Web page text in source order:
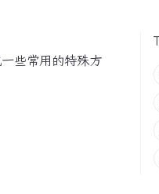
些常用的特殊方